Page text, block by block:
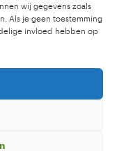
wij gegevens zoals
Als je geen toestemming
invloed hebben op